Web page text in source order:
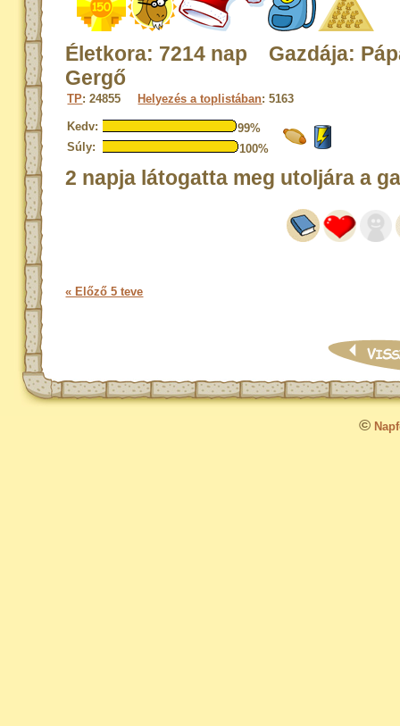
Életkora: 7214 nap Gazdája:
Gergő
TP: 24855 Helyezés a toplistában: 5163
Kedv:
99%
Súly:
100%
2 napja látogatta meg utoljára a
« Előző 5 teve
©